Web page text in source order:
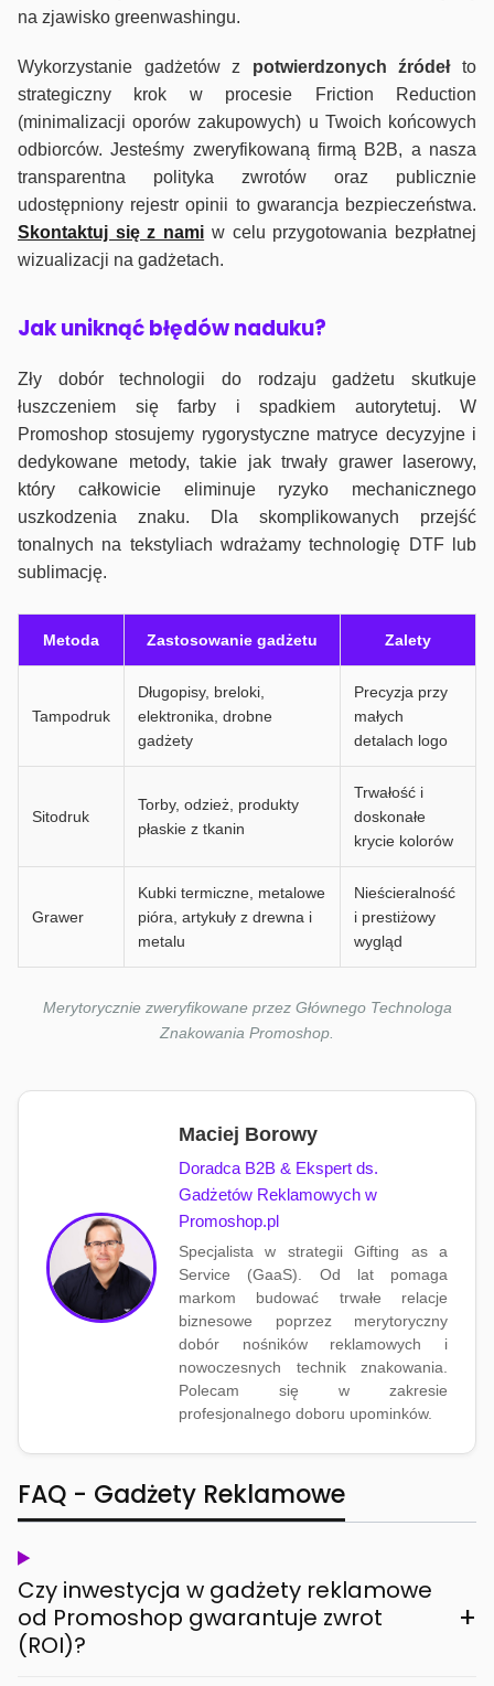
na zjawisko greenwashingu.
Wykorzystanie gadżetów z potwierdzonych źródełto
strategiczny krok w procesie Friction Reduction
(minimalizacji oporów zakupowych) u Twoich końcowych
odbiorców. Jesteśmy zweryfikowaną firmą B2B, a nasza
transparentna polityka zwrotów oraz publicznie
udostępniony rejestr opinii to gwarancja bezpieczeństwa.
Skontaktuj się z nami w celu przygotowania bezpłatnej
wizualizacji na gadżetach.
Jak uniknąć błędów naduku?
Zły dobór technologii do rodzaju gadżetu skutkuje
łuszczeniem się farby i spadkiem autorytetuj. W
Promoshop stosujemy rygorystyczne matryce decyzyjne i
dedykowane metody, takie jak trwały grawer laserowy,
który całkowicie eliminuje ryzyko mechanicznego
uszkodzenia znaku. Dla skomplikowanych przejść
tonalnych na tekstyliach wdrażamy technologię DTF lub
sublimację.
Metoda Zastosowanie gadżetu Zalety
Tampodruk
Długopisy, breloki,
elektronika, drobne
gadżety
Precyzja przy
małych
detalach logo
Sitodruk
Torby, odzież, produkty
płaskie z tkanin
Trwałość i
doskonałe
krycie kolorów
Grawer
Kubki termiczne, metalowe
pióra, artykuły z drewna i
metalu
Nieścieralność
i prestiżowy
wygląd
Merytorycznie zweryfikowane przez Głównego Technologa
Znakowania Promoshop.
Maciej Borowy
Doradca B2B & Ekspert ds.
Gadżetów Reklamowych w
Promoshop.pl
Specjalista w strategii Gifting as a
Service (GaaS). Od lat pomaga
markom budować trwałe relacje
biznesowe poprzez merytoryczny
dobór nośników reklamowych i
nowoczesnych technik znakowania.
Polecam się w zakresie
profesjonalnego doboru upominków.
FAQ - Gadżety Reklamowe
Czy inwestycja w gadżety reklamowe
od Promoshop gwarantuje zwrot
(ROI)?
+